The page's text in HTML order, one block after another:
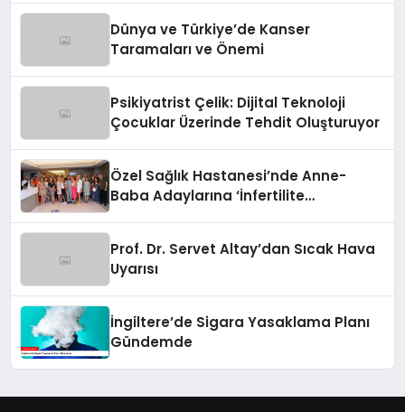
Dünya ve Türkiye’de Kanser
Taramaları ve Önemi
Psikiyatrist Çelik: Dijital Teknoloji
Çocuklar Üzerinde Tehdit Oluşturuyor
Özel Sağlık Hastanesi’nde Anne-
Baba Adaylarına ‘İnfertilite
Prof. Dr. Servet Altay’dan Sıcak Hava
Uyarısı
İngiltere’de Sigara Yasaklama Planı
Gündemde